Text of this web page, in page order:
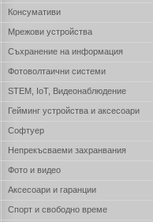
Консумативи
Мрежови устройства
Съхранение на информация
Фотоволтаични системи
STEM, IoT, Видеонаблюдение
Гейминг устройства и аксесоари
Софтуер
Непрекъсваеми захранвания
Фото и видео
Аксесоари и гаранции
Спорт и свободно време